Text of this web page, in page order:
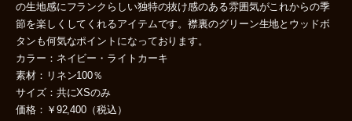
の生地感にフランクらしい独特の抜け感のある雰囲気がこれからの季
節を楽しくしてくれるアイテムです。襟裏のグリーン生地とウッドボ
タンも何気なポイントになっております。
カラー：ネイビー・ライトカーキ
素材：リネン100％
サイズ：共にXSのみ
価格：￥92,400（税込）